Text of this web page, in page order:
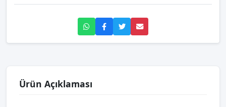
Ürün Açıklaması